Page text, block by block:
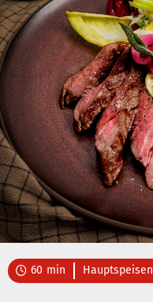
 60 min Hauptspeisen